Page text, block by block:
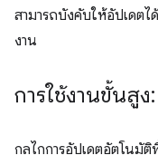
สามารถบังคับให้อัปเดตไ
งาน
การใช้งานขั้นสูง
กลไกการอัปเดตอัตโนมั